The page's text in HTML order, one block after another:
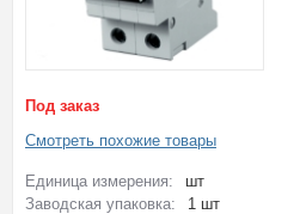
Под заказ
Смотреть похожие товары
Единица измерения:
шт
Заводская упаковка:
1 шт